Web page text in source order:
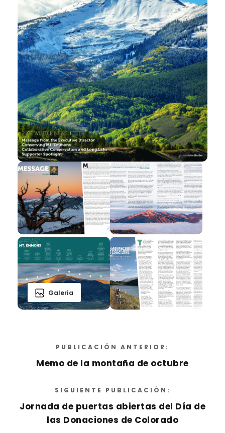
Galería
PUBLICACIÓN ANTERIOR:
Memo de la montaña de octubre
SIGUIENTE PUBLICACIÓN:
Jornada de puertas abiertas del Día de
las Donaciones de Colorado